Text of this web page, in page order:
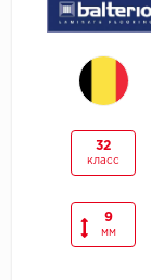
32
класс
9
мм